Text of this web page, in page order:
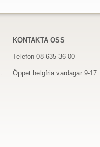
KONTAKTA OSS
Telefon 08-635 36 00
Öppet helgfria vardagar 9-17